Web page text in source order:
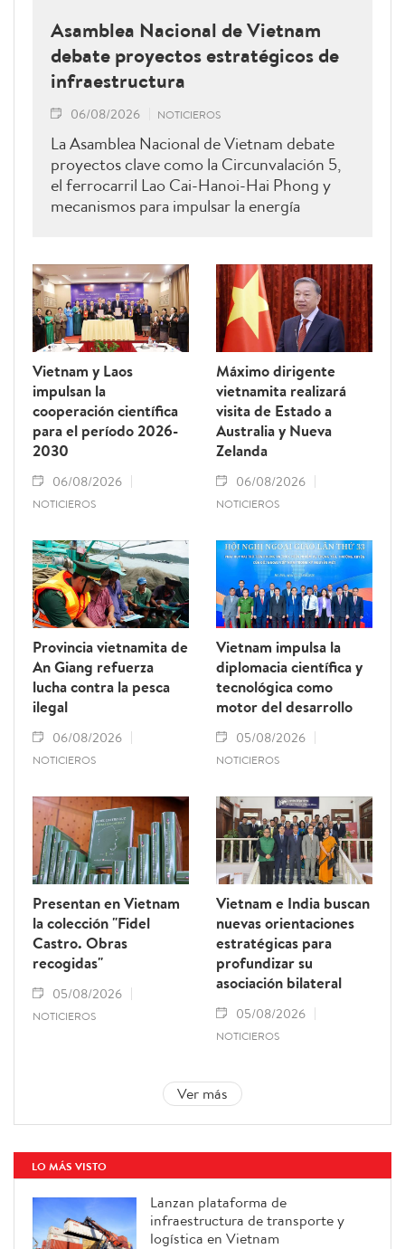
Asamblea Nacional de Vietnam
debate proyectos estratégicos de
infraestructura
06/08/2026 NOTICIEROS
La Asamblea Nacional de Vietnam debate
proyectos clave como la Circunvalación 5,
el ferrocarril Lao Cai-Hanoi-Hai Phong y
mecanismos para impulsar la energía
Vietnam y Laos
impulsan la
cooperación científica
para el período 2026-
2030
06/08/2026
NOTICIEROS
Máximo dirigente
vietnamita realizará
visita de Estado a
Australia y Nueva
Zelanda
06/08/2026
NOTICIEROS
Provincia vietnamita de
An Giang refuerza
lucha contra la pesca
ilegal
06/08/2026
NOTICIEROS
Vietnam impulsa la
diplomacia científica y
tecnológica como
motor del desarrollo
05/08/2026
NOTICIEROS
Presentan en Vietnam
la colección "Fidel
Castro. Obras
recogidas"
05/08/2026
NOTICIEROS
Vietnam e India buscan
nuevas orientaciones
estratégicas para
profundizar su
asociación bilateral
05/08/2026
NOTICIEROS
Ver más
LO MÁS VISTO
Lanzan plataforma de
infraestructura de transporte y
logística en Vietnam